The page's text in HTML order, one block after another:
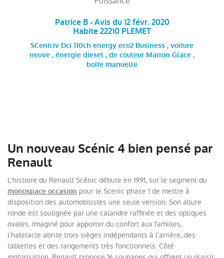
Patrice B - Avis du 12 févr. 2020
Habite 22210 PLEMET
SCeniciv Dci 110ch energy eco2 Business , voiture
neuve , énergie diesel , de couleur Marron Glace ,
boite manuelle
Un nouveau Scénic 4 bien pensé par
Renault
L'histoire du Renault Scénic débute en 1991, sur le segment du
monospace occasion pour le Scenic phase 1 de mettre à
disposition des automobilistes une seule version. Son allure
ronde est soulignée par une calandre raffinée et des optiques
ovales. Imaginé pour apporter du confort aux familles,
l’habitacle abrite trois sièges indépendants à l’arrière, des
tablettes et des rangements très fonctionnels. Côté